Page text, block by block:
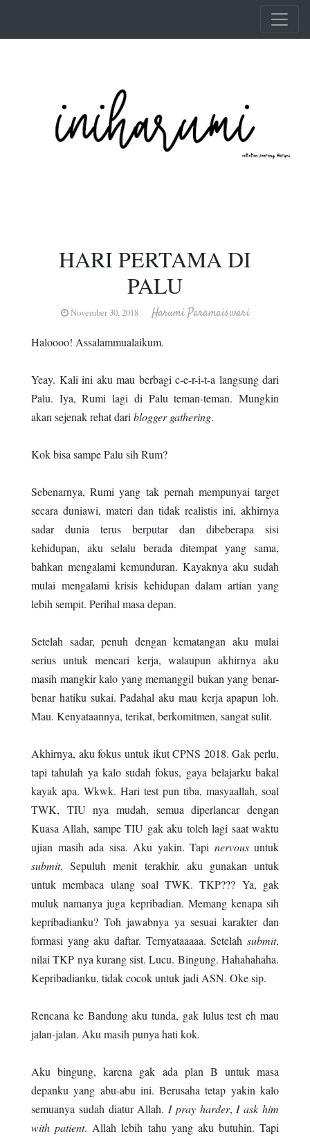
HARI PERTAMA DI
PALU
November 30, 2018 Harumi Paramaiswari
Haloooo! Assalammualaikum.
Yeay. Kali ini aku mau berbagi c-e-r-i-t-a langsung dari
Palu. Iya, Rumi lagi di Palu teman-teman. Mungkin
akan sejenak rehat dariblogger gathering.
Kok bisa sampe Palu sih Rum?
Sebenarnya, Rumi yang tak pernah mempunyai target
secara duniawi, materi dan tidak realistis ini, akhirnya
sadar dunia terus berputar dan dibeberapa sisi
kehidupan, aku selalu berada ditempat yang sama,
bahkan mengalami kemunduran. Kayaknya aku sudah
mulai mengalami krisis kehidupan dalam artian yang
lebih sempit. Perihal masa depan.
Setelah sadar, penuh dengan kematangan aku mulai
serius untuk mencari kerja, walaupun akhirnya aku
masih mangkir kalo yang memanggil bukan yang benar-
benar hatiku sukai. Padahal aku mau kerja apapun loh.
Mau. Kenyataannya, terikat, berkomitmen, sangat sulit.
Akhirnya, aku fokus untuk ikut CPNS 2018. Gak perlu,
tapi tahulah ya kalo sudah fokus, gaya belajarku bakal
kayak apa. Wkwk. Hari test pun tiba, masyaallah, soal
TWK, TIU nya mudah, semua diperlancar dengan
Kuasa Allah, sampe TIU gak aku toleh lagi saat waktu
ujian masih ada sisa. Aku yakin. Tapi nervousuntuk
submit. Sepuluh menit terakhir, aku gunakan untuk
untuk membaca ulang soal TWK. TKP??? Ya, gak
muluk namanya juga kepribadian. Memang kenapa sih
kepribadianku? Toh jawabnya ya sesuai karakter dan
formasi yang aku daftar. Ternyataaaaa. Setelah submit,
nilai TKP nya kurang sist. Lucu. Bingung. Hahahahaha.
Kepribadianku, tidak cocok untuk jadi ASN. Oke sip.
Rencana ke Bandung aku tunda, gak lulus test eh mau
jalan-jalan. Aku masih punya hati kok.
Aku bingung, karena gak ada plan B untuk masa
depanku yang abu-abu ini. Berusaha tetap yakin kalo
semuanya sudah diatur Allah.I pray harder,I ask him
with patient. Allah lebih tahu yang aku butuhin. Tapi